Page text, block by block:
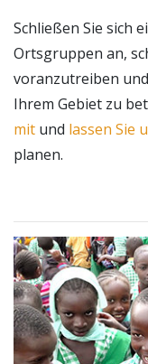
Schließen Sie sich
Ortsgruppen an,
voranzutreiben
Ihrem Gebiet zu
mit und lassen Sie
planen.